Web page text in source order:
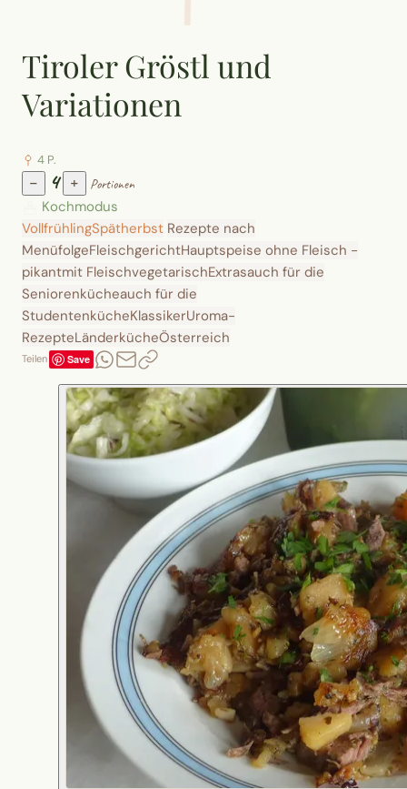
Tiroler Gröstl und
Variationen
4 P.
− 4 + Portionen
Kochmodus
VollfrühlingSpätherbst Rezepte nach
MenüfolgeFleischgerichtHauptspeise ohne Fleisch -
pikantmit FleischvegetarischExtrasauch für die
Seniorenkücheauch für die
StudentenkücheKlassikerUroma-
RezepteLänderkücheÖsterreich
Teilen Save